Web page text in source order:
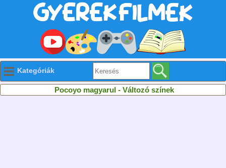
Kategóriák
Pocoyo magyarul - Változó színek